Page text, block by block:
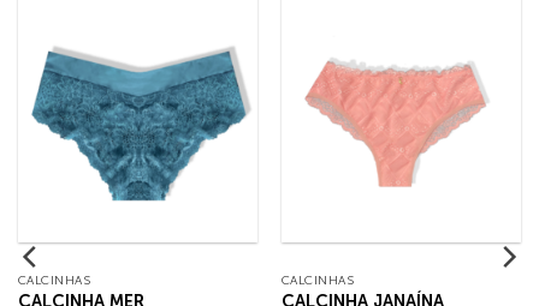
CALCINHAS
CALCINHA MER
CALCINHAS
CALCINHA JANAÍNA